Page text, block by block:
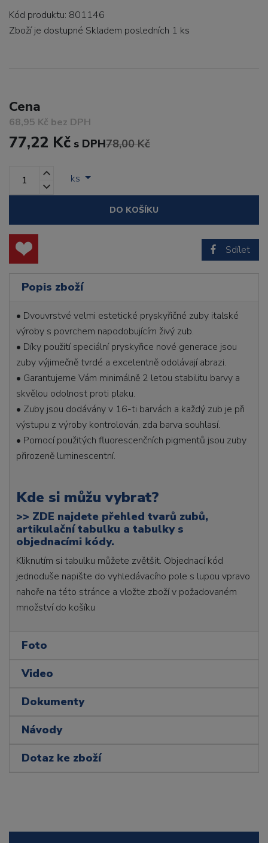
Kód produktu: 801146
Zboží je dostupné Skladem posledních 1 ks
Cena
68,95 Kč bez DPH
77,22 Kč s DPH78,00 Kč
ks
DO KOŠÍKU
Sdílet
Popis zboží
• Dvouvrstvé velmi estetické pryskyřičné zuby italské
výroby s povrchem napodobujícím živý zub.
• Díky použití speciální pryskyřice nové generace jsou
zuby výjimečně tvrdé a excelentně odolávají abrazi.
• Garantujeme Vám minimálně 2 letou stabilitu barvy a
skvělou odolnost proti plaku.
• Zuby jsou dodávány v 16-ti barvách a každý zub je při
výstupu z výroby kontrolován, zda barva souhlasí.
• Pomocí použitých fluorescenčních pigmentů jsou zuby
přirozeně luminescentní.
Kde si můžu vybrat?
>> ZDE najdete přehled tvarů zubů,
artikulační tabulku a tabulky s
objednacími kódy.
Kliknutím si tabulku můžete zvětšit. Objednací kód
jednoduše napište do vyhledávacího pole s lupou vpravo
nahoře na této stránce a vložte zboží v požadovaném
množství do košíku
Foto
Video
Dokumenty
Návody
Dotaz ke zboží